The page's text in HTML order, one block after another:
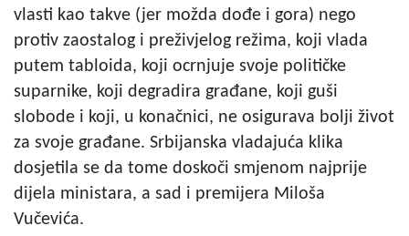
vlasti kao takve (jer možda dođe i gora) nego
protiv zaostalog i preživjelog režima, koji vlada
putem tabloida, koji ocrnjuje svoje političke
suparnike, koji degradira građane, koji guši
slobode i koji, u konačnici, ne osigurava bolji život
za svoje građane. Srbijanska vladajuća klika
dosjetila se da tome doskoči smjenom najprije
dijela ministara, a sad i premijera Miloša
Vučevića.